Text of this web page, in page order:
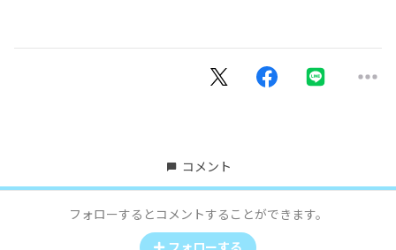
コメント
フォローするとコメントすることができます。